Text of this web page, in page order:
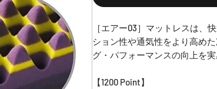
［エアー03］マットレスは、
ション性や通気性をより高め
グ・パフォーマンスの向上を
【1200 Point】